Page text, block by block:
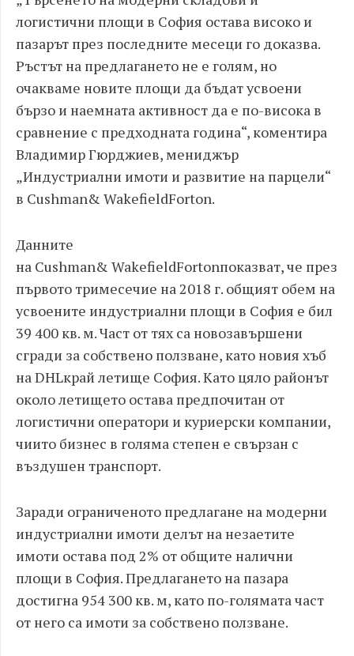
логистични площи в София остава високо и
пазарът през последните месеци го доказва.
Ръстът на предлагането не е голям, но
очакваме новите площи да бъдат усвоени
бързо и наемната активност да е по-висока в
сравнение с предходната година“, коментира
Владимир Гюрджиев, мениджър
„Индустриални имоти и развитие на парцели“
в Cushman& WakefieldForton.
Данните
на Cushman& WakefieldFortonпоказват, че през
първото тримесечие на 2018 г. общият обем на
усвоените индустриални площи в София е бил
39 400 кв. м. Част от тях са новозавършени
сгради за собствено ползване, като новия хъб
на DHLкрай летище София. Като цяло районът
около летището остава предпочитан от
логистични оператори и куриерски компании,
чиито бизнес в голяма степен е свързан с
въздушен транспорт.
Заради ограниченото предлагане на модерни
индустриални имоти делът на незаетите
имоти остава под 2% от общите налични
площи в София. Предлагането на пазара
достигна 954 300 кв. м, като по-голямата част
от него са имоти за собствено ползване.